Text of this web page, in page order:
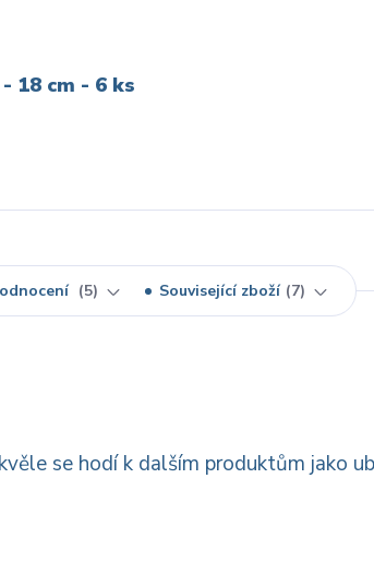
18 cm - 6 ks
5 Související zboží 7
se hodí k dalším produktům jako